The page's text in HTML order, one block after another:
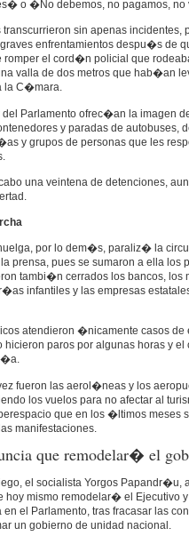
o �No debemos, no pagamos,
transcurrieron sin apenas
enfrentamientos despu�s de
romper el cord�n policial que
valla de dos metros que hab�an
la C�mara.
Parlamento ofrec�an la imagen
y paradas de autobuses,
y grupos de personas que les
una veintena de detenciones,
por lo dem�s, paraliz� la
prensa, pues se sumaron a ella los
tambi�n cerrados los bancos, los
infantiles y las empresas
atendieron �nicamente casos de
hicieron paros por algunas horas y
fueron las aerol�neas y los
los vuelos para no afectar al
que en los �ltimos meses
manifestaciones.
que remodelar� el
el socialista Yorgos
hoy mismo remodelar� el
en el Parlamento, tras fracasar las
un gobierno de unidad nacional.